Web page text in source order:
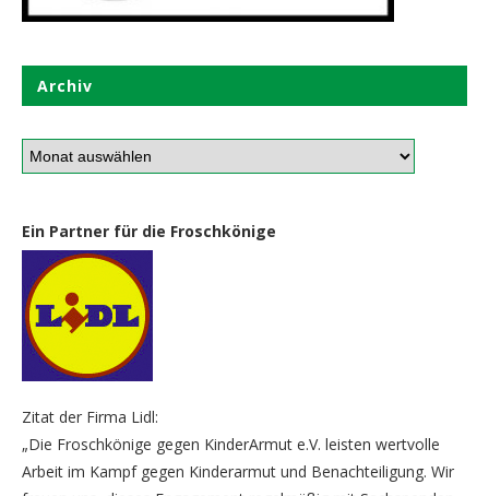
Archiv
Ein Partner für die Froschkönige
Zitat der Firma Lidl:
„Die Froschkönige gegen KinderArmut e.V. leisten wertvolle
Arbeit im Kampf gegen Kinderarmut und Benachteiligung. Wir